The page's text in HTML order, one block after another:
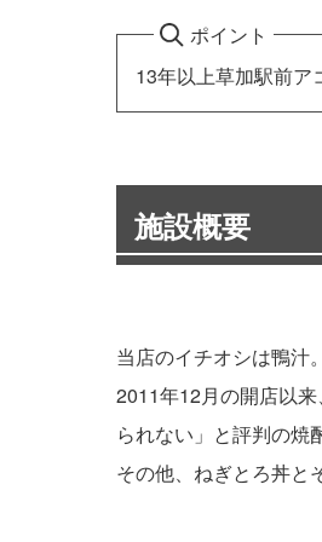
ポイント
13年以上草加駅前ア
施設概要
当店のイチオシは鴨汁
2011年12月の開店以
られない」と評判の焼
その他、ねぎとろ丼と